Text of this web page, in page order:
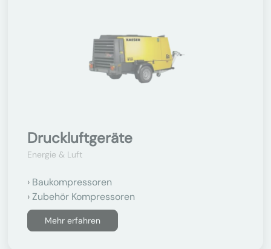
Druckluftgeräte
Energie & Luft
Baukompressoren
Zubehör Kompressoren
Mehr erfahren